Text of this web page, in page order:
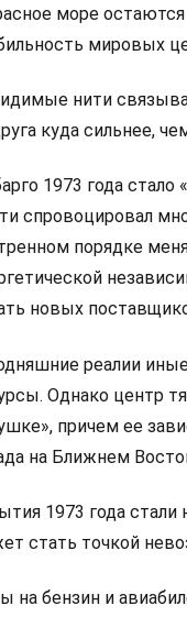
море
мировых
нити
куда сильнее,
1973 года
спровоцировал
порядке
новых
реалии
Однако центр
причем ее
на Ближнем
1973 года
стать точкой
на бензин и